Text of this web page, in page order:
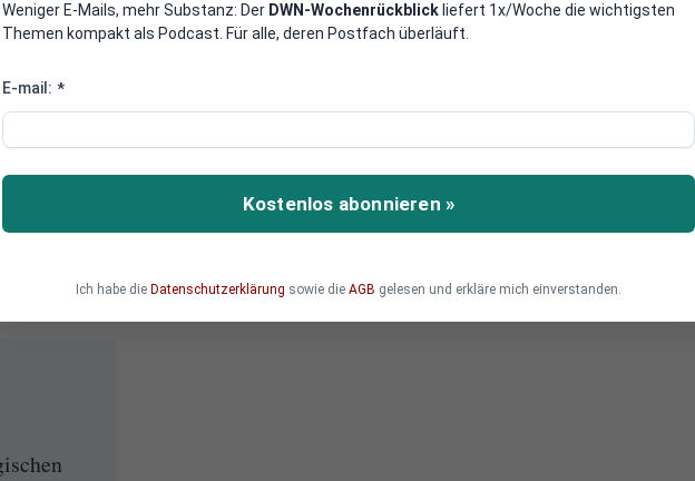
einen Zug gestoppt, mit dem der
wollte.
Weniger E-Mails, mehr Substanz: Der DWN-Wochenrückblick liefert 1x/Woche die wichtigsten
Themen kompakt als Podcast. Für alle, deren Postfach überläuft.
E-mail: *
Kostenlos abonnieren »
Ich habe die Datenschutzerklärung sowie die AGB gelesen und erkläre mich einverstanden.